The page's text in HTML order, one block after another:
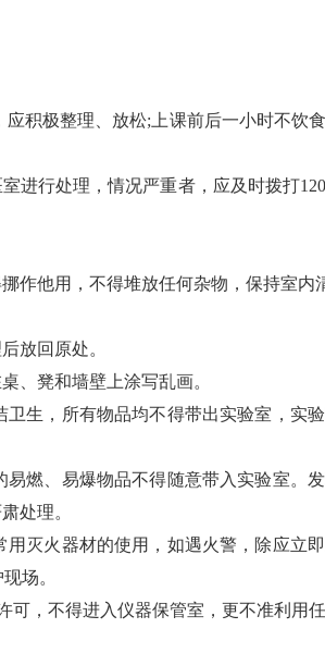
积极整理、放松;上课前后一小时不饮食
进行处理，情况严重者，应及时拨打
作他用，不得堆放任何杂物，保持室内
放回原处。
、凳和墙壁上涂写乱画。
生，所有物品均不得带出实验室，实
燃、易爆物品不得随意带入实验室。
处理。
灭火器材的使用，如遇火警，除应立
场。
可，不得进入仪器保管室，更不准利用